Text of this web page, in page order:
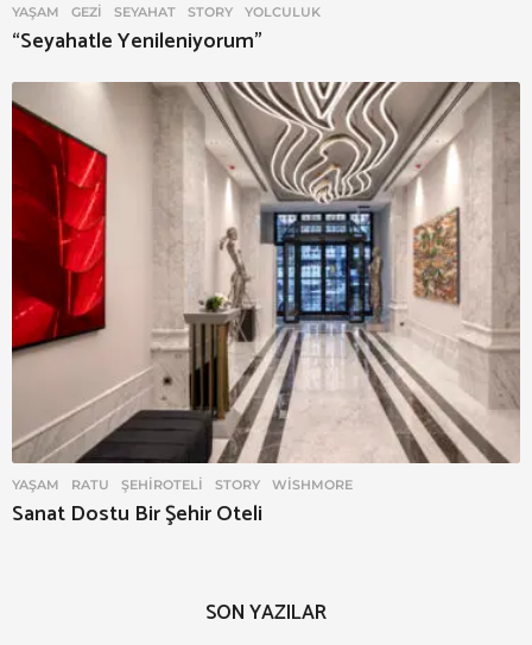
YAŞAM GEZI ,SEYAHAT ,STORY ,YOLCULUK
“Seyahatle Yenileniyorum”
YAŞAM RATU ,ŞEHIROTELI ,STORY ,WISHMORE
Sanat Dostu Bir Şehir Oteli
SON YAZILAR